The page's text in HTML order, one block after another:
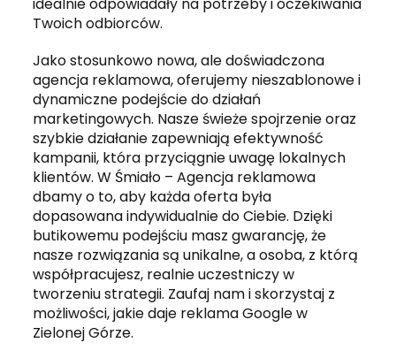
Twoich odbiorców.
Jako stosunkowo nowa, ale doświadczona
agencja reklamowa, oferujemy nieszablonowe i
dynamiczne podejście do działań
marketingowych. Nasze świeże spojrzenie oraz
szybkie działanie zapewniają efektywność
kampanii, która przyciągnie uwagę lokalnych
klientów. W Śmiało – Agencja reklamowa
dbamy o to, aby każda oferta była
dopasowana indywidualnie do Ciebie. Dzięki
butikowemu podejściu masz gwarancję, że
nasze rozwiązania są unikalne, a osoba, z którą
współpracujesz, realnie uczestniczy w
tworzeniu strategii. Zaufaj nam i skorzystaj z
możliwości, jakie daje reklama Google w
Zielonej Górze.